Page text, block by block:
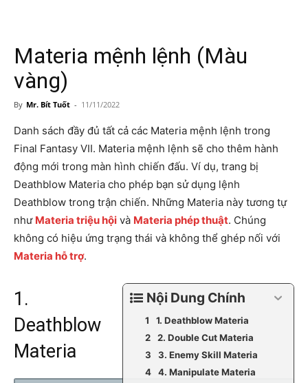
Materia mệnh lệnh (Màu
vàng)
By Mr. Bít Tuốt - 11/11/2022
Danh sách đầy đủ tất cả các Materia mệnh lệnh trong
Final Fantasy VII. Materia mệnh lệnh sẽ cho thêm hành
động mới trong màn hình chiến đấu. Ví dụ, trang bị
Deathblow Materia cho phép bạn sử dụng lệnh
Deathblow trong trận chiến. Những Materia này tương tự
như Materia triệu hội và Materia phép thuật. Chúng
không có hiệu ứng trạng thái và không thể ghép nối với
Materia hỗ trợ.
Nội Dung Chính
1. Deathblow Materia
2. Double Cut Materia
3. Enemy Skill Materia
4. Manipulate Materia
1.
Deathblow
Materia